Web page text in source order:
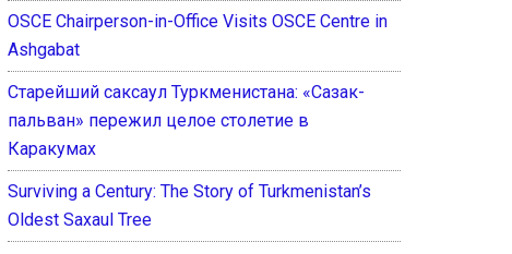
OSCE Chairperson-in-Office Visits OSCE Centre in
Ashgabat
Старейший саксаул Туркменистана: «Сазак-
пальван» пережил целое столетие в
Каракумах
Surviving a Century: The Story of Turkmenistan’s
Oldest Saxaul Tree